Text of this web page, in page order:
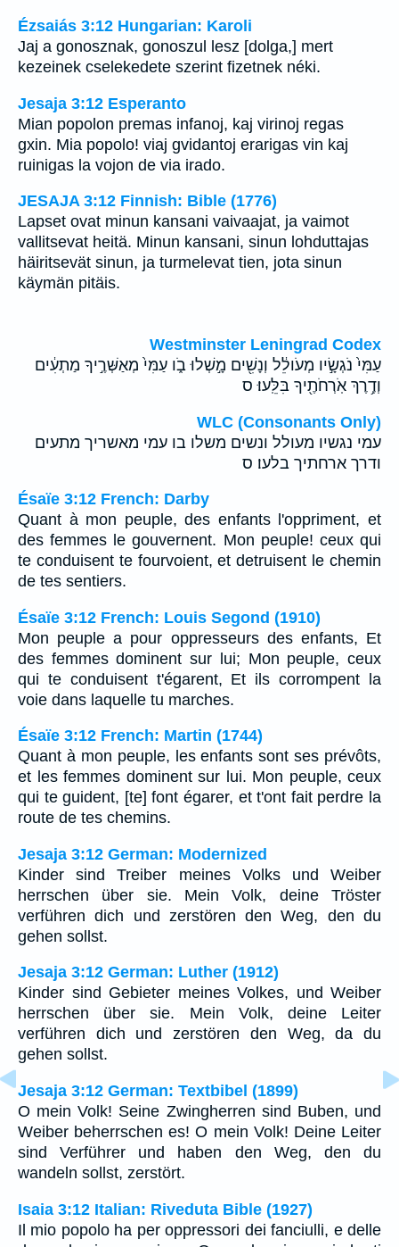
Ézsaiás 3:12 Hungarian: Karoli
Jaj a gonosznak, gonoszul lesz [dolga,] mert
kezeinek cselekedete szerint fizetnek néki.
Jesaja 3:12 Esperanto
Mian popolon premas infanoj, kaj virinoj regas
gxin. Mia popolo! viaj gvidantoj erarigas vin kaj
ruinigas la vojon de via irado.
JESAJA 3:12 Finnish: Bible (1776)
Lapset ovat minun kansani vaivaajat, ja vaimot
vallitsevat heitä. Minun kansani, sinun lohduttajas
häiritsevät sinun, ja turmelevat tien, jota sinun
käymän pitäis.
Westminster Leningrad Codex
עַמִּי֙ נֹגְשָׂ֣יו מְעֹולֵ֔ל וְנָשִׁ֖ים מָ֣שְׁלוּ בֹ֑ו עַמִּי֙ מְאַשְּׁרֶ֣יךָ מַתְעִ֔ים
וְדֶ֥רֶךְ אֹֽרְחֹתֶ֖יךָ בִּלֵּֽעוּ׃ ס
WLC (Consonants Only)
עמי נגשיו מעולל ונשים משלו בו עמי מאשריך מתעים
ודרך ארחתיך בלעו׃ ס
Ésaïe 3:12 French: Darby
Quant à mon peuple, des enfants l'oppriment, et
des femmes le gouvernent. Mon peuple! ceux qui
te conduisent te fourvoient, et detruisent le chemin
de tes sentiers.
Ésaïe 3:12 French: Louis Segond (1910)
Mon peuple a pour oppresseurs des enfants, Et
des femmes dominent sur lui; Mon peuple, ceux
qui te conduisent t'égarent, Et ils corrompent la
voie dans laquelle tu marches.
Ésaïe 3:12 French: Martin (1744)
Quant à mon peuple, les enfants sont ses prévôts,
et les femmes dominent sur lui. Mon peuple, ceux
qui te guident, [te] font égarer, et t'ont fait perdre la
route de tes chemins.
Jesaja 3:12 German: Modernized
Kinder sind Treiber meines Volks und Weiber
herrschen über sie. Mein Volk, deine Tröster
verführen dich und zerstören den Weg, den du
gehen sollst.
Jesaja 3:12 German: Luther (1912)
Kinder sind Gebieter meines Volkes, und Weiber
herrschen über sie. Mein Volk, deine Leiter
verführen dich und zerstören den Weg, da du
gehen sollst.
Jesaja 3:12 German: Textbibel (1899)
O mein Volk! Seine Zwingherren sind Buben, und
Weiber beherrschen es! O mein Volk! Deine Leiter
sind Verführer und haben den Weg, den du
wandeln sollst, zerstört.
Isaia 3:12 Italian: Riveduta Bible (1927)
Il mio popolo ha per oppressori dei fanciulli, e delle